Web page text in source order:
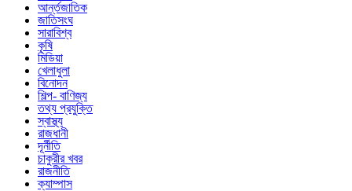
আর্ন্তজাতিক
জাতিসংঘ
সারাবিশ্ব
কৃষি
মিডিয়া
খেলাধুলা
বিনোদন
শিল্প- বাণিজ্য
তথ্য প্রযুক্তি
স্বাস্থ্য
রাজধানী
দূর্নীতি
চাকুরীর খবর
রাজনীতি
ক্যাম্পাস